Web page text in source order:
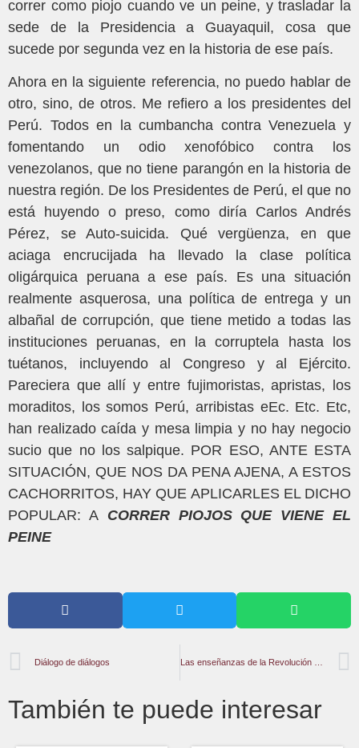
correr como piojo cuando ve un peine, y trasladar la
sede de la Presidencia a Guayaquil, cosa que
sucede por segunda vez en la historia de ese país.
Ahora en la siguiente referencia, no puedo hablar de
otro, sino, de otros. Me refiero a los presidentes del
Perú. Todos en la cumbancha contra Venezuela y
fomentando un odio xenofóbico contra los
venezolanos, que no tiene parangón en la historia de
nuestra región. De los Presidentes de Perú, el que no
está huyendo o preso, como diría Carlos Andrés
Pérez, se Auto-suicida. Qué vergüenza, en que
aciaga encrucijada ha llevado la clase política
oligárquica peruana a ese país. Es una situación
realmente asquerosa, una política de entrega y un
albañal de corrupción, que tiene metido a todas las
instituciones peruanas, en la corruptela hasta los
tuétanos, incluyendo al Congreso y al Ejército.
Pareciera que allí y entre fujimoristas, apristas, los
moraditos, los somos Perú, arribistas eEc. Etc. Etc,
han realizado caída y mesa limpia y no hay negocio
sucio que no los salpique. POR ESO, ANTE ESTA
SITUACIÓN, QUE NOS DA PENA AJENA, A ESTOS
CACHORRITOS, HAY QUE APLICARLES EL DICHO
POPULAR: ACORRER PIOJOS QUE VIENE EL
PEINE
Diálogo de diálogos
También te puede interesar